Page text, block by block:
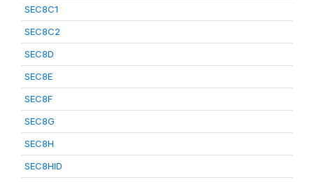
SEC8C1
SEC8C2
SEC8D
SEC8E
SEC8F
SEC8G
SEC8H
SEC8HID